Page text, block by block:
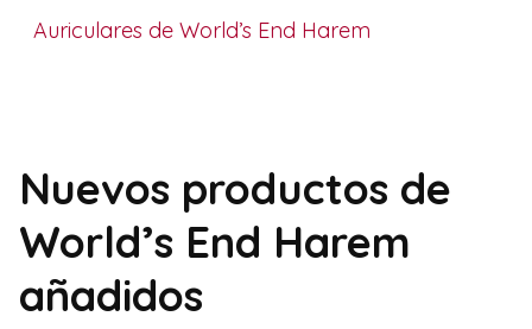
Auriculares de World’s End Harem
Nuevos productos de
World’s End Harem
añadidos